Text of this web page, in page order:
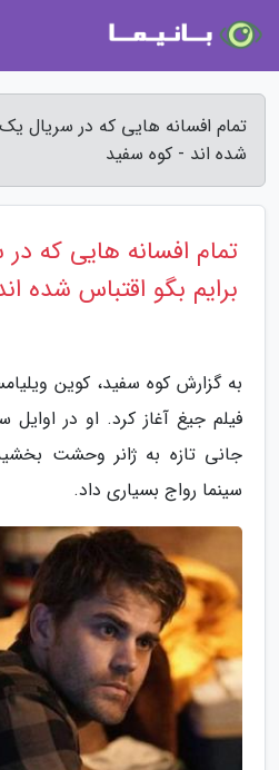
تمام افسانه هایی که در سریال
شده اند - کوه سفید
تمام افسانه هایی که
برایم بگو اقتباس شده
به گزارش کوه سفید، کوین
جانی تازه به ژانر وحشت
سینما رواج بسیاری داد.